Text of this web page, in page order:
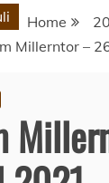
Home
Millerntor –